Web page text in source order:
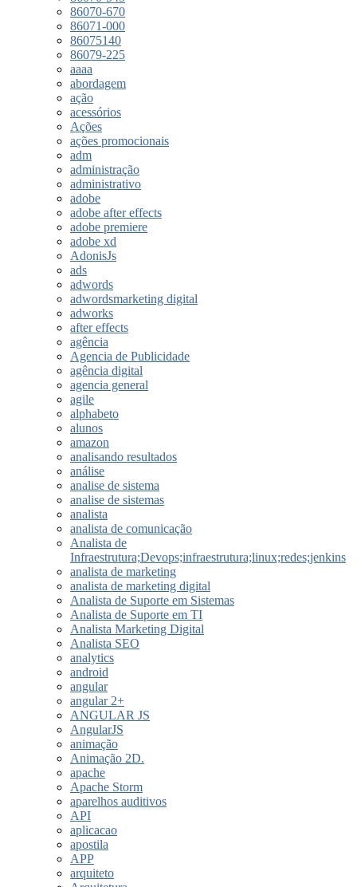
86070-670
86071-000
86075140
86079-225
aaaa
abordagem
ação
acessórios
Ações
ações promocionais
adm
administração
administrativo
adobe
adobe after effects
adobe premiere
adobe xd
AdonisJs
ads
adwords
adwordsmarketing digital
adworks
after effects
agência
Agencia de Publicidade
agência digital
agencia general
agile
alphabeto
alunos
amazon
analisando resultados
análise
analise de sistema
analise de sistemas
analista
analista de comunicação
Analista de
Infraestrutura;Devops;infraestrutura;linux;redes;jenkins
analista de marketing
analista de marketing digital
Analista de Suporte em Sistemas
Analista de Suporte em TI
Analista Marketing Digital
Analista SEO
analytics
android
angular
angular 2+
ANGULAR JS
AngularJS
animação
Animação 2D.
apache
Apache Storm
aparelhos auditivos
API
aplicacao
apostila
APP
arquiteto